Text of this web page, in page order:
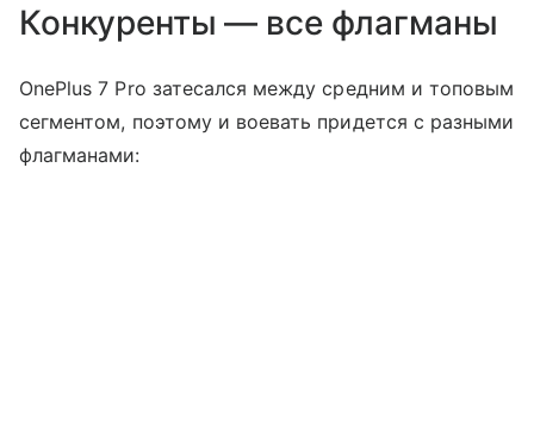
Конкуренты — все флагманы
OnePlus 7 Pro затесался между средним и топовым
сегментом, поэтому и воевать придется с разными
флагманами: